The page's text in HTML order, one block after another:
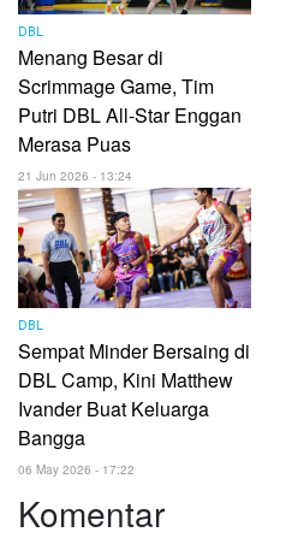
DBL
Menang Besar di
Scrimmage Game, Tim
Putri DBL All-Star Enggan
Merasa Puas
21 Jun 2026 - 13:24
DBL
Sempat Minder Bersaing di
DBL Camp, Kini Matthew
Ivander Buat Keluarga
Bangga
06 May 2026 - 17:22
Komentar